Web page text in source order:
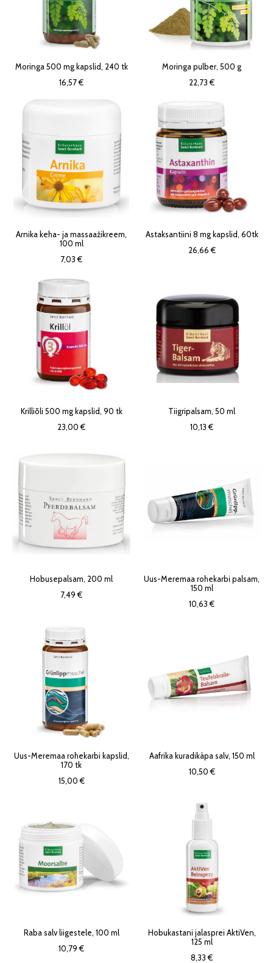
Moringa 500 mg kapslid, 240 tk
16,57 €
Moringa pulber, 500 g
22,73 €
Arnika keha- ja massaažikreem,
100 ml
7,03 €
Astaksantiini 8 mg kapslid, 60tk
26,66 €
Krilliõli 500 mg kapslid, 90 tk
23,00 €
Tiigripalsam, 50 ml
10,13 €
Hobusepalsam, 200 ml
7,49 €
Uus-Meremaa rohekarbi palsam,
150 ml
10,63 €
Uus-Meremaa rohekarbi kapslid,
170 tk
15,00 €
Aafrika kuradikäpa salv, 150 ml
10,50 €
Raba salv liigestele, 100 ml
10,79 €
Hobukastani jalasprei AktiVen,
125 ml
8,33 €